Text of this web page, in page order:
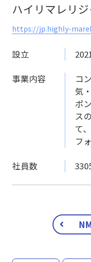
ハイリマレリ
https://jp.highly-
設立
事業内容
コ
気
ポ
ス
て
フ
社員数